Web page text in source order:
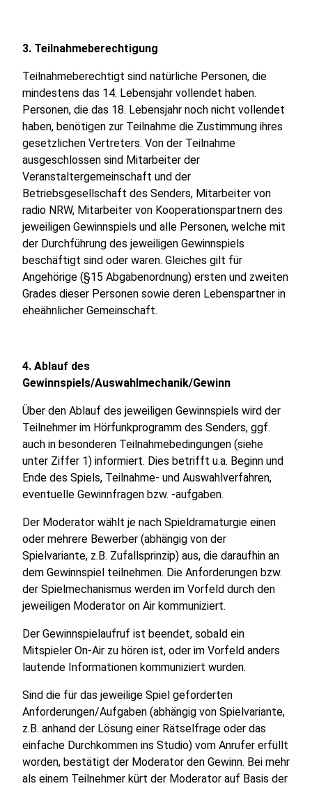
3. Teilnahmeberechtigung
Teilnahmeberechtigt sind natürliche Personen, die
mindestens das 14. Lebensjahr vollendet haben.
Personen, die das 18. Lebensjahr noch nicht vollendet
haben, benötigen zur Teilnahme die Zustimmung ihres
gesetzlichen Vertreters. Von der Teilnahme
ausgeschlossen sind Mitarbeiter der
Veranstaltergemeinschaft und der
Betriebsgesellschaft des Senders, Mitarbeiter von
radio NRW, Mitarbeiter von Kooperationspartnern des
jeweiligen Gewinnspiels und alle Personen, welche mit
der Durchführung des jeweiligen Gewinnspiels
beschäftigt sind oder waren. Gleiches gilt für
Angehörige (§15 Abgabenordnung) ersten und zweiten
Grades dieser Personen sowie deren Lebenspartner in
eheähnlicher Gemeinschaft.
4. Ablauf des
Gewinnspiels/Auswahlmechanik/Gewinn
Über den Ablauf des jeweiligen Gewinnspiels wird der
Teilnehmer im Hörfunkprogramm des Senders, ggf.
auch in besonderen Teilnahmebedingungen (siehe
unter Ziffer 1) informiert. Dies betrifft u.a. Beginn und
Ende des Spiels, Teilnahme- und Auswahlverfahren,
eventuelle Gewinnfragen bzw. -aufgaben.
Der Moderator wählt je nach Spieldramaturgie einen
oder mehrere Bewerber (abhängig von der
Spielvariante, z.B. Zufallsprinzip) aus, die daraufhin an
dem Gewinnspiel teilnehmen. Die Anforderungen bzw.
der Spielmechanismus werden im Vorfeld durch den
jeweiligen Moderator on Air kommuniziert.
Der Gewinnspielaufruf ist beendet, sobald ein
Mitspieler On-Air zu hören ist, oder im Vorfeld anders
lautende Informationen kommuniziert wurden.
Sind die für das jeweilige Spiel geforderten
Anforderungen/Aufgaben (abhängig von Spielvariante,
z.B. anhand der Lösung einer Rätselfrage oder das
einfache Durchkommen ins Studio) vom Anrufer erfüllt
worden, bestätigt der Moderator den Gewinn. Bei mehr
als einem Teilnehmer kürt der Moderator auf Basis der